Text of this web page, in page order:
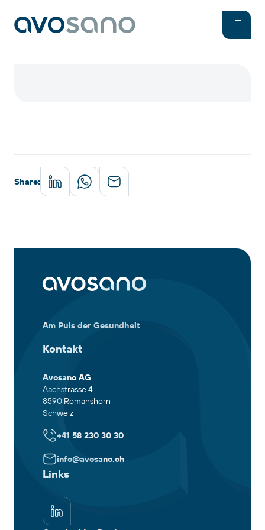
Share:
Am Puls der Gesundheit
Kontakt
Avosano AG
Aachstrasse 4
8590 Romanshorn
Schweiz
+41 58 230 30 30
info@avosano.ch
Links